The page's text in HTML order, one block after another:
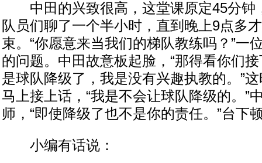
中田的兴致很高，这堂课原定45分钟
队员们聊了一个半小时，直到晚上9点多
束。“你愿意来当我们的梯队教练吗？”一
的问题。中田故意板起脸，“那得看你们
是球队降级了，我是没有兴趣执教的。”
马上接上话，“我是不会让球队降级的。”
师，“即使降级了也不是你的责任。”台下
小编有话说：